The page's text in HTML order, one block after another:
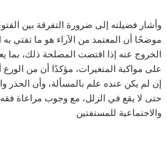
وأشار فضيلته إلى ضرورة التفرقة بين
موضحًا أن المعتمد من الآراء هو ما تفتي
الخروج عنه إذا اقتضت المصلحة ذلك، بما
على مواكبة المتغيرات، مؤكدًا أن من الورع
إن لم يكن عنده علم بالمسألة، وأن الحذر
حتى لا يقع في الزلل، مع وجوب مراعاة فقه
والاجتماعية للمستفتين